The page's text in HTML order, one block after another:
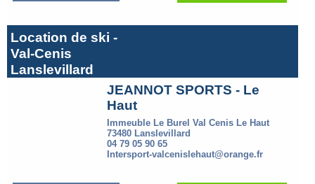
Location de ski -
Val-Cenis
Lanslevillard
JEANNOT SPORTS - Le
Haut
Immeuble Le Burel Val Cenis Le Haut
73480 Lanslevillard
04 79 05 90 65
Intersport-valcenislehaut@orange.fr